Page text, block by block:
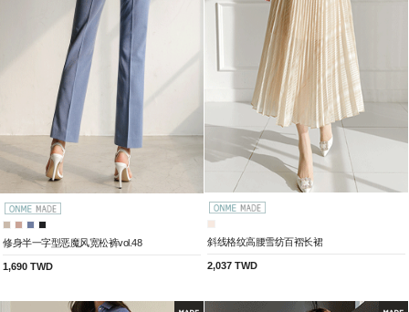
修身半一字型恶魔风宽松裤vol.48
1,690 TWD
斜线格纹高腰雪纺百褶长裙
2,037 TWD